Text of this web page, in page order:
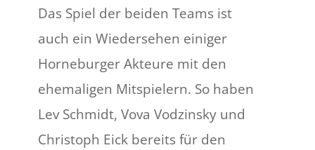
Das Spiel der beiden Teams ist
auch ein Wiedersehen einiger
Horneburger Akteure mit den
ehemaligen Mitspielern. So haben
Lev Schmidt, Vova Vodzinsky und
Christoph Eick bereits für den